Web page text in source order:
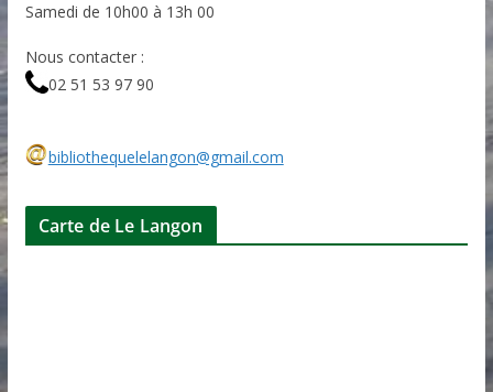
Samedi de 10h00 à 13h 00
Nous contacter :
02 51 53 97 90
bibliothequelelangon@gmail.com
Carte de Le Langon